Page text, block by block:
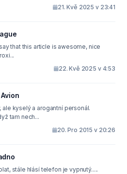
21. Kvě 2025 v 23:41
that this article is awesome, nice
22. Kvě 2025 v 4:53
kyselý a arogantní personál.
tam nech...
20. Pro 2015 v 20:26
stále hlásí telefon je vypnutý.....